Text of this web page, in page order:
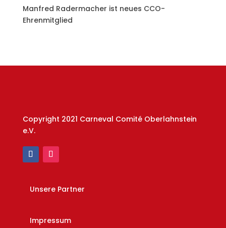
Manfred Radermacher ist neues CCO-
Ehrenmitglied
Copyright 2021 Carneval Comité Oberlahnstein
e.V.
Unsere Partner
Impressum